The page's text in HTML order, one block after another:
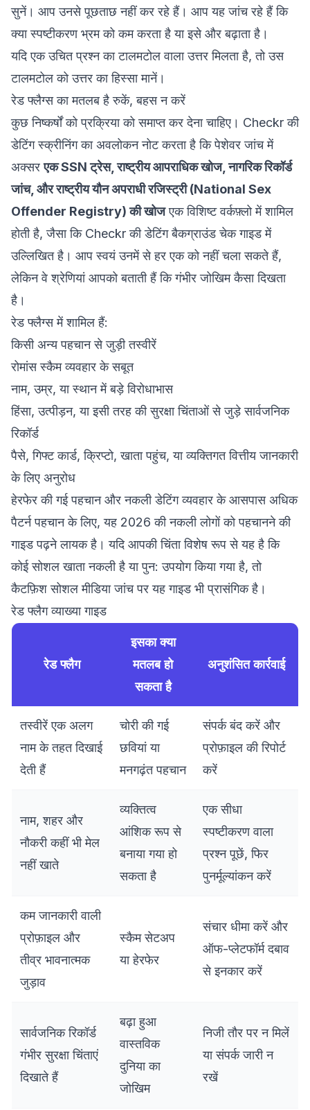
सुनें। आप उनसे पूछताछ नहीं कर रहे हैं। आप यह जांच रहे हैं कि
क्या स्पष्टीकरण भ्रम को कम करता है या इसे और बढ़ाता है।
यदि एक उचित प्रश्न का टालमटोल वाला उत्तर मिलता है, तो उस
टालमटोल को उत्तर का हिस्सा मानें।
रेड फ्लैग्स का मतलब है रुकें, बहस न करें
कुछ निष्कर्षों को प्रक्रिया को समाप्त कर देना चाहिए। Checkr की
डेटिंग स्क्रीनिंग का अवलोकन नोट करता है कि पेशेवर जांच में
अक्सरएक SSN ट्रेस, राष्ट्रीय आपराधिक खोज, नागरिक रिकॉर्ड
जांच, और राष्ट्रीय यौन अपराधी रजिस्ट्री (National Sex
Offender Registry) की खोजएक विशिष्ट वर्कफ़्लो में शामिल
होती है, जैसा कि Checkr की डेटिंग बैकग्राउंड चेक गाइडमें
उल्लिखित है। आप स्वयं उनमें से हर एक को नहीं चला सकते हैं,
लेकिन वे श्रेणियां आपको बताती हैं कि गंभीर जोखिम कैसा दिखता
है।
रेड फ्लैग्स में शामिल हैं:
किसी अन्य पहचान से जुड़ी तस्वीरें
रोमांस स्कैम व्यवहार के सबूत
नाम, उम्र, या स्थान में बड़े विरोधाभास
हिंसा, उत्पीड़न, या इसी तरह की सुरक्षा चिंताओं से जुड़े सार्वजनिक
रिकॉर्ड
पैसे, गिफ्ट कार्ड, क्रिप्टो, खाता पहुंच, या व्यक्तिगत वित्तीय जानकारी
के लिए अनुरोध
हेरफेर की गई पहचान और नकली डेटिंग व्यवहार के आसपास अधिक
पैटर्न पहचान के लिए, यह 2026 की नकली लोगों को पहचानने की
गाइडपढ़ने लायक है। यदि आपकी चिंता विशेष रूप से यह है कि
कोई सोशल खाता नकली है या पुन: उपयोग किया गया है, तो
कैटफ़िश सोशल मीडिया जांचपर यह गाइड भी प्रासंगिक है।
रेड फ्लैग व्याख्या गाइड
रेड फ्लैग
इसका क्या
मतलब हो
सकता है
अनुशंसित कार्रवाई
तस्वीरें एक अलग
नाम के तहत दिखाई
देती हैं
चोरी की गई
छवियां या
मनगढ़ंत पहचान
संपर्क बंद करें और
प्रोफ़ाइल की रिपोर्ट
करें
नाम, शहर और
नौकरी कहीं भी मेल
नहीं खाते
व्यक्तित्व
आंशिक रूप से
बनाया गया हो
सकता है
एक सीधा
स्पष्टीकरण वाला
प्रश्न पूछें, फिर
पुनर्मूल्यांकन करें
कम जानकारी वाली
प्रोफ़ाइल और
तीव्र भावनात्मक
जुड़ाव
स्कैम सेटअप
या हेरफेर
संचार धीमा करें और
ऑफ-प्लेटफॉर्म दबाव
से इनकार करें
सार्वजनिक रिकॉर्ड
गंभीर सुरक्षा चिंताएं
दिखाते हैं
बढ़ा हुआ
वास्तविक
दुनिया का
जोखिम
निजी तौर पर न मिलें
या संपर्क जारी न
रखें